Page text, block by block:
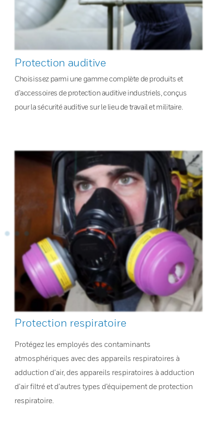
Protection auditive
Choisissez parmi une gamme complète de produits et
d’accessoires de protection auditive industriels, conçus
pour la sécurité auditive sur le lieu de travail et militaire.
Protection respiratoire
Protégez les employés des contaminants
atmosphériques avec des appareils respiratoires à
adduction d’air, des appareils respiratoires à adduction
d’air filtré et d’autres types d’équipement de protection
respiratoire.